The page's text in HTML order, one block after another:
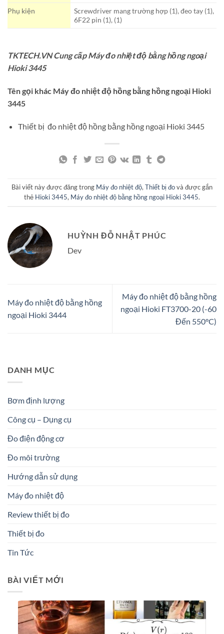
Phụ kiện
Screwdriver mang trường hợp (1), đeo tay (1),
6F22 pin (1), (1)
TKTECH.VN Cung cấp Máy đo nhiệt độ bằnghồng ngoại
Hioki 3445
Tên gọi khác Máy đo nhiệt độ hồng bằng hồng ngoại Hioki
3445
Thiết bị đo nhiệt độ hồng bằng hồng ngoại Hioki 3445
Bài viết này được đăng trong Máy đo nhiệt độ, Thiết bị đovà được gắn
thẻ Hioki 3445, Máy đo nhiệt độ bằng hồng ngoại Hioki 3445.
HUỲNH ĐỖ NHẬT PHÚC
Dev
Máy đo nhiệt độ bằng hồng
ngoại Hioki 3444
Máy đo nhiệt độ bằng hồng
ngoại Hioki FT3700-20 (-60
Đến 550°C)
DANH MỤC
Bơm định lượng
Công cụ – Dụng cụ
Đo điện động cơ
Đo môi trường
Hướng dẫn sử dụng
Máy đo nhiệt độ
Review thiết bị đo
Thiết bị đo
Tin Tức
BÀI VIẾT MỚI